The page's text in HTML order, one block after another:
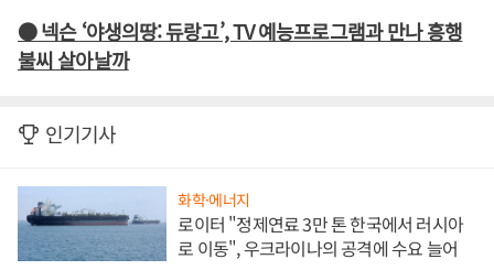
● 넥슨 ‘야생의땅: 듀랑고’, TV 예능프로그램과 만나 흥행
불씨 살아날까
인기기사
화학·에너지
로이터 "정제연료 3만 톤 한국에서 러시아
로 이동", 우크라이나의 공격에 수요 늘어